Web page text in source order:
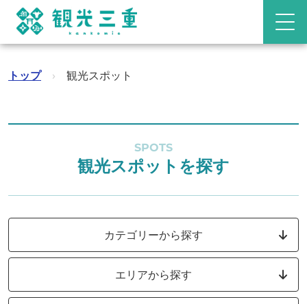
トップ › 観光スポット
SPOTS
観光スポットを探す
カテゴリーから探す
エリアから探す